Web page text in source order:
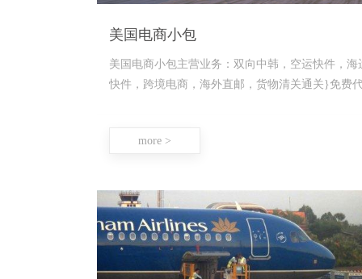
美国电商小包
美国电商小包主营业务：双向中韩，空运快件，海
快件，跨境电商，海外直邮，货物清关通关}免费
more >